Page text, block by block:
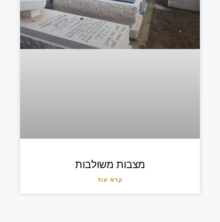
מצבות משולבות
קרא עוד